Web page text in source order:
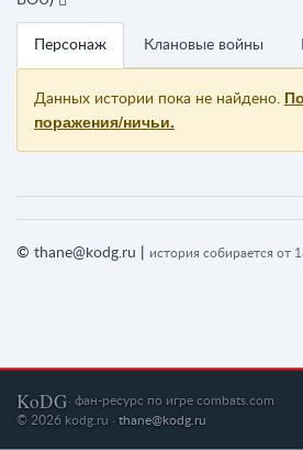
Персонаж Клановые войны
Данных истории пока не найдено.
поражения/ничьи.
© thane@kodg.ru история собирается от
KoDG· фан-ресурс по игре combats.com
© 2026 kodg.ru · thane@kodg.ru